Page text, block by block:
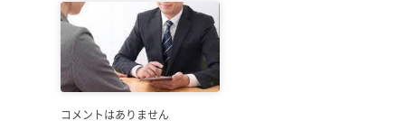
コメントはありません